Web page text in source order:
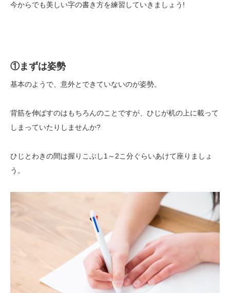
今からでも美しい字の書き方を練習していきましょう!
①まずは姿勢
基本のようで、意外とできていないのが姿勢。
背筋を伸ばすのはもちろんのことですが、ひじが机の上に載って
しまっていたりしませんか?
ひじとわきの間は握りこぶし1～2こ分ぐらいあけて座りましょ
う。